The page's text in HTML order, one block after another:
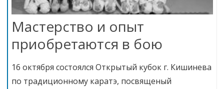
Мастерство и опыт
приобретаются в бою
16 октября состоялся Открытый кубок г. Кишинева
по традиционному каратэ, посвященый